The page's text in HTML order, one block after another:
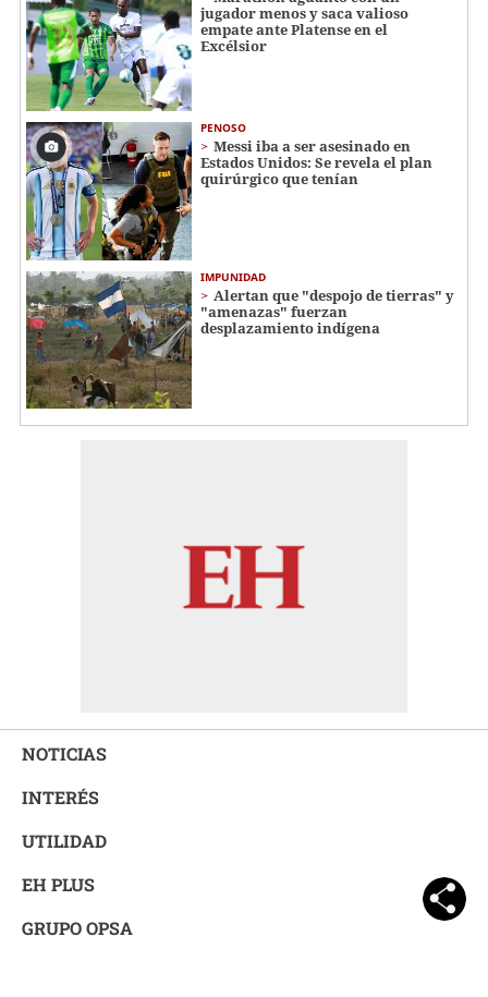
jugador menos y saca valioso
empate ante Platense en el
Excélsior
PENOSO
Messi iba a ser asesinado en
Estados Unidos: Se revela el plan
quirúrgico que tenían
IMPUNIDAD
Alertan que "despojo de tierras" y
"amenazas" fuerzan
desplazamiento indígena
NOTICIAS
INTERÉS
UTILIDAD
EH PLUS
GRUPO OPSA